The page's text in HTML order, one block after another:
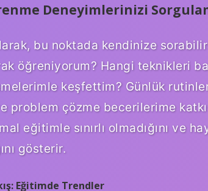
Deneyimlerinizi
bu noktada kendinize
öğreniyorum? Hangi teknikleri
keşfettim? Günlük
problem çözme becerilerime
eğitimle sınırlı olmadığını ve
gösterir.
Eğitimde Trendler